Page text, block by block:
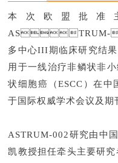
本次欧盟批准主
ASTRUM-
多中心III期临床研究结
用于一线治疗非鳞状非
状细胞癌（ESCC）在
于国际权威学术会议及期
ASTRUM-002研究由中国
凯教授担任牵头主要研